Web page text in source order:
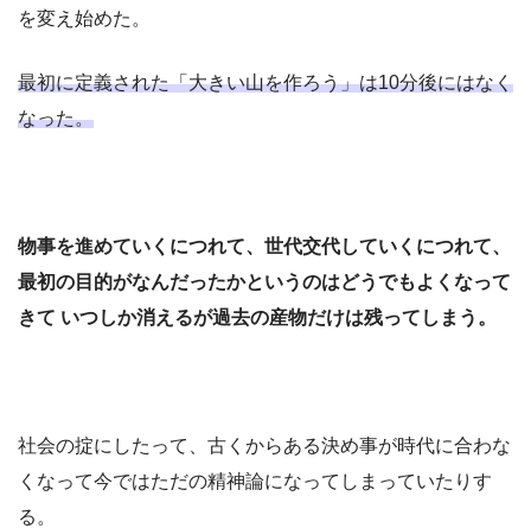
を変え始めた。
最初に定義された「大きい山を作ろう」は10分後にはなく
なった。
物事を進めていくにつれて、世代交代していくにつれて、
最初の目的がなんだったかというのはどうでもよくなって
きて いつしか消えるが過去の産物だけは残ってしまう。
社会の掟にしたって、古くからある決め事が時代に合わな
くなって今ではただの精神論になってしまっていたりす
る。